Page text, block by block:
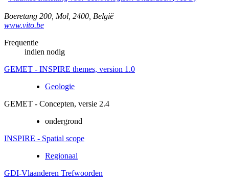
Boeretang 200 Mol 2400 België
www.vito.be
Frequentie
indien nodig
GEMET - INSPIRE themes, version 1.0
Geologie
GEMET - Concepten, versie 2.4
ondergrond
INSPIRE - Spatial scope
Regionaal
GDI-Vlaanderen Trefwoorden